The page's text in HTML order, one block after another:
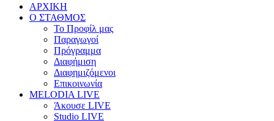
ΑΡΧΙΚΗ
Ο ΣΤΑΘΜΟΣ
Το Προφίλ μας
Παραγωγοί
Πρόγραμμα
Διαφήμιση
Διαφημιζόμενοι
Επικοινωνία
MELODIA LIVE
Άκουσε LIVE
Studio LIVE